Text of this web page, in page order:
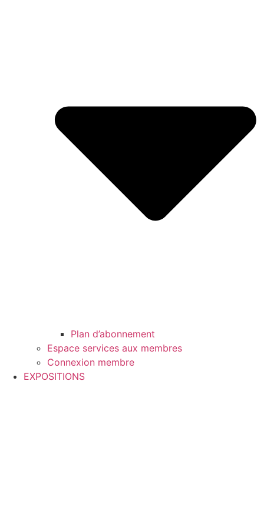
Plan d’abonnement
Espace services aux membres
Connexion membre
EXPOSITIONS